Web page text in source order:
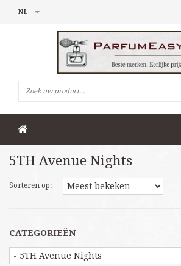
NL
5TH Avenue Nights
Sorteren op:
CATEGORIEËN